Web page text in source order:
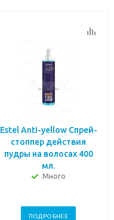
Estel Anti-yellow Спрей-
стоппер действия
пудры на волосах 400
мл.
Много
ПОДРОБНЕЕ